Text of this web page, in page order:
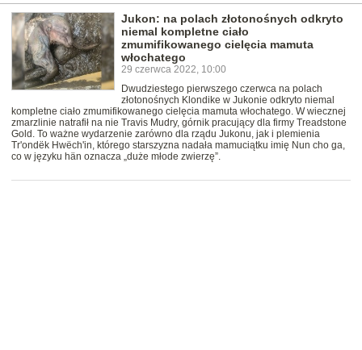
Jukon: na polach złotonośnych odkryto
niemal kompletne ciało
zmumifikowanego cielęcia mamuta
włochatego
29 czerwca 2022, 10:00
Dwudziestego pierwszego czerwca na polach
złotonośnych Klondike w Jukonie odkryto niemal
kompletne ciało zmumifikowanego cielęcia mamuta włochatego. W wiecznej
zmarzlinie natrafił na nie Travis Mudry, górnik pracujący dla firmy Treadstone
Gold. To ważne wydarzenie zarówno dla rządu Jukonu, jak i plemienia
Tr'ondëk Hwëch'in, którego starszyzna nadała mamuciątku imię Nun cho ga,
co w języku hän oznacza „duże młode zwierzę”.